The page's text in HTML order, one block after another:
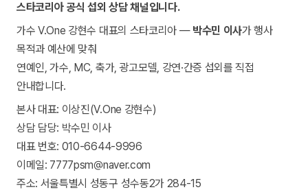
스타코리아 공식 섭외 상담 채널입니다.
가수 V.One 강현수 대표의 스타코리아 — 박수민 이사가 행사
목적과 예산에 맞춰
연예인, 가수, MC, 축가, 광고모델, 강연·간증 섭외를 직접
안내합니다.
본사 대표: 이상진(V.One 강현수)
상담 담당: 박수민 이사
대표 번호: 010-6644-9996
이메일: 7777psm@naver.com
주소: 서울특별시 성동구 성수동2가 284-15